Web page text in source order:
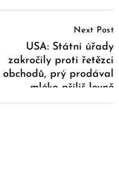
Next Post
USA: Státní úřady
zakročily proti řetězci
obchodů, prý prodával
mléko příliš levně